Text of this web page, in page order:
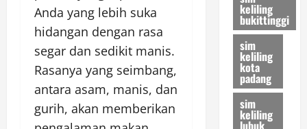
Anda yang lebih suka
hidangan dengan rasa
segar dan sedikit manis.
Rasanya yang seimbang,
antara asam, manis, dan
gurih, akan memberikan
keliling
bukittinggi
sim
keliling
kota
padang
sim
keliling
lubuk